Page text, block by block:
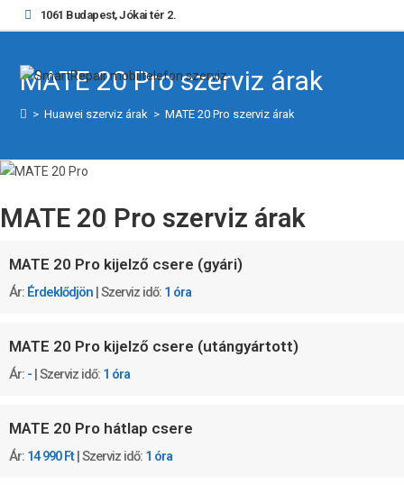
1061 Budapest, Jókai tér 2.
MATE 20 Pro szerviz árak
> Huawei szerviz árak > MATE 20 Pro szerviz árak
MATE 20 Pro szerviz árak
MATE 20 Pro kijelző csere (gyári)
Ár: Érdeklődjön | Szerviz idő: 1 óra
MATE 20 Pro kijelző csere (utángyártott)
Ár: - | Szerviz idő: 1 óra
MATE 20 Pro hátlap csere
Ár: 14 990 Ft| Szerviz idő: 1 óra